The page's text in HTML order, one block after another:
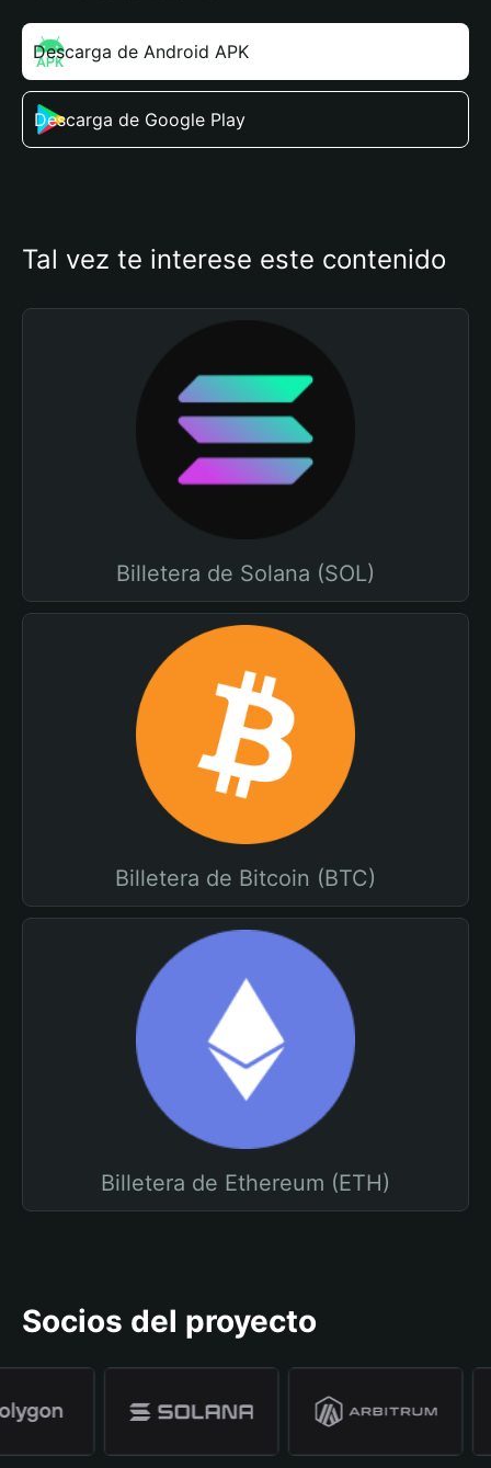
Descarga de Android APK
Descarga de Google Play
Tal vez te interese este contenido
Billetera de Solana (SOL)
Billetera de Bitcoin (BTC)
Billetera de Ethereum (ETH)
Socios del proyecto